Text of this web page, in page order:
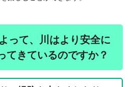
って、川はより安全に
てきているのですか？